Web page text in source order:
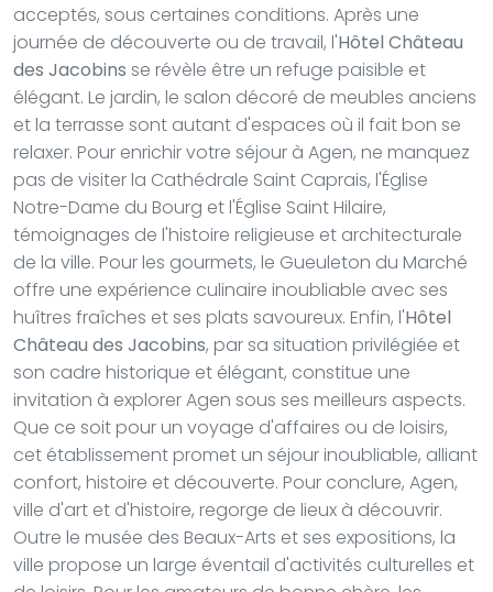
acceptés, sous certaines conditions. Après une
journée de découverte ou de travail, l'Hôtel Château
des Jacobins se révèle être un refuge paisible et
élégant. Le jardin, le salon décoré de meubles anciens
et la terrasse sont autant d'espaces où il fait bon se
relaxer. Pour enrichir votre séjour à Agen, ne manquez
pas de visiter la Cathédrale Saint Caprais, l'Église
Notre-Dame du Bourg et l'Église Saint Hilaire,
témoignages de l'histoire religieuse et architecturale
de la ville. Pour les gourmets, le Gueuleton du Marché
offre une expérience culinaire inoubliable avec ses
huîtres fraîches et ses plats savoureux. Enfin, l'Hôtel
Château des Jacobins, par sa situation privilégiée et
son cadre historique et élégant, constitue une
invitation à explorer Agen sous ses meilleurs aspects.
Que ce soit pour un voyage d'affaires ou de loisirs,
cet établissement promet un séjour inoubliable, alliant
confort, histoire et découverte. Pour conclure, Agen,
ville d'art et d'histoire, regorge de lieux à découvrir.
Outre le musée des Beaux-Arts et ses expositions, la
ville propose un large éventail d'activités culturelles et